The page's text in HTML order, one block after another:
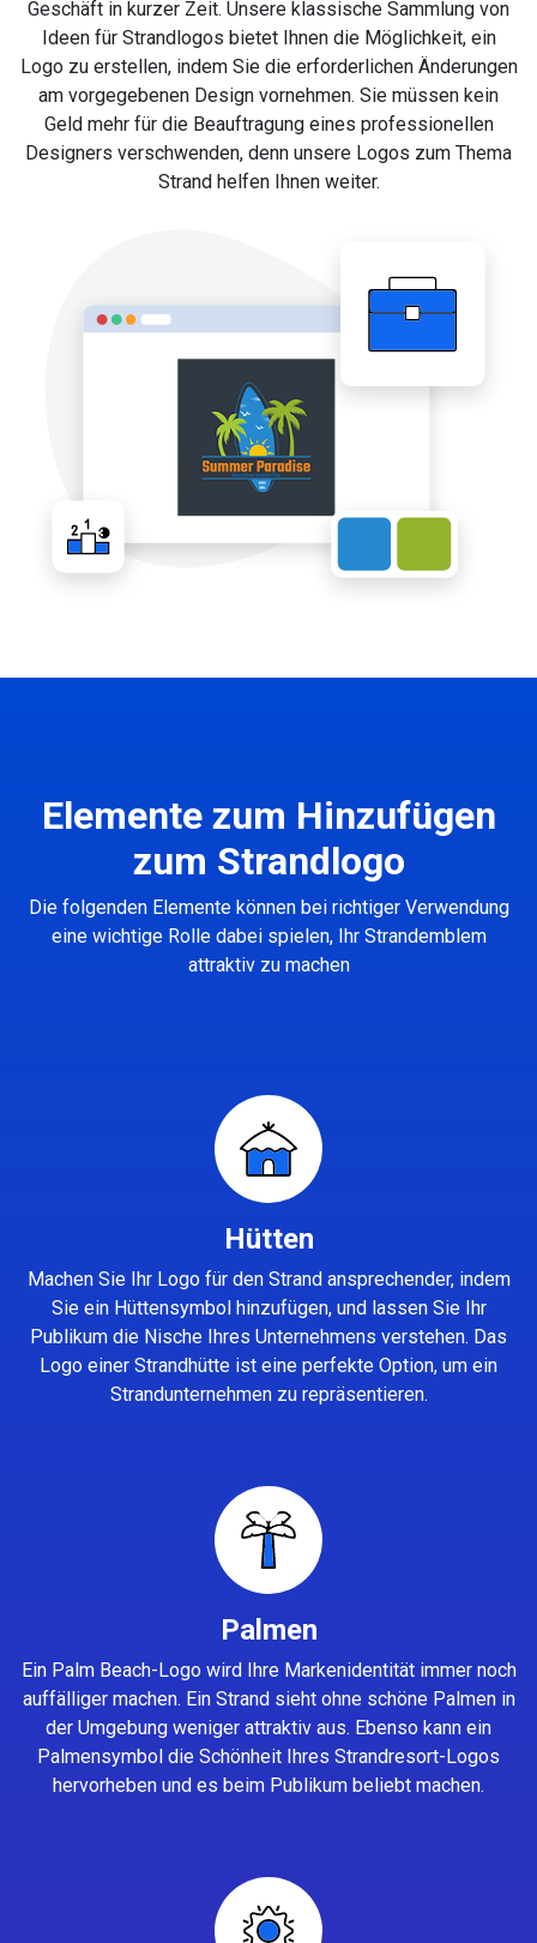
Geschäft in kurzer Zeit. Unsere klassische Sammlung von
Ideen für Strandlogos bietet Ihnen die Möglichkeit, ein
Logo zu erstellen, indem Sie die erforderlichen Änderungen
am vorgegebenen Design vornehmen. Sie müssen kein
Geld mehr für die Beauftragung eines professionellen
Designers verschwenden, denn unsere Logos zum Thema
Strand helfen Ihnen weiter.
Elemente zum Hinzufügen
zum Strandlogo
Die folgenden Elemente können bei richtiger Verwendung
eine wichtige Rolle dabei spielen, Ihr Strandemblem
attraktiv zu machen
Hütten
Machen Sie Ihr Logo für den Strand ansprechender, indem
Sie ein Hüttensymbol hinzufügen, und lassen Sie Ihr
Publikum die Nische Ihres Unternehmens verstehen. Das
Logo einer Strandhütte ist eine perfekte Option, um ein
Strandunternehmen zu repräsentieren.
Palmen
Ein Palm Beach-Logo wird Ihre Markenidentität immer noch
auffälliger machen. Ein Strand sieht ohne schöne Palmen in
der Umgebung weniger attraktiv aus. Ebenso kann ein
Palmensymbol die Schönheit Ihres Strandresort-Logos
hervorheben und es beim Publikum beliebt machen.